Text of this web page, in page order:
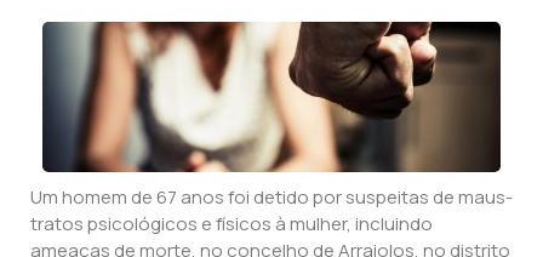
Um homem de 67 anos foi detido por suspeitas de maus-
tratos psicológicos e físicos à mulher, incluindo
ameaças de morte, no concelho de Arraiolos, no distrito